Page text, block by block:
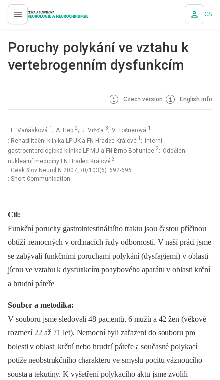
proLékaře.cz CS
Poruchy polykání ve vztahu k
vertebrogenním dysfunkcím
Czech version English info
: E. Vaňásková 1 ; A. Hep 2; J. Vižďa 3; V. Tošnerová 1
: Rehabilitační klinika LF UK a FN Hradec Králové 1 ; Interní
gastroenterologická klinika LF MU a FN Brno-Bohunice 2; Oddělení
nukleární medicíny FN Hradec Králové 3
: Cesk Slov Neurol N 2007; 70/103(6): 692-696
: Short Communication
Cíl:
Funkční poruchy gastrointestinálního traktu jsou častou příčinou
obtíží nemocných v ordinacích řady odborností. V naší práci jsme
se zabývali funkčními poruchami polykání (dysfagiemi) v oblasti
jícnu ve vztahu k dysfunkcím pohybového aparátu v oblasti krční
a hrudní páteře.
Soubor a metodika:
V souboru jsme sledovali 48 pacientů, 6 mužů a 42 žen (věkové
rozmezí 22 až 71 let). Nemocní byli zařazeni do souboru pro
bolesti v oblasti krční nebo hrudní páteře a současné polykací
potíže neobstrukčního charakteru ve smyslu pocitu váznoucího
sousta a tekutiny. K vyšetření polykacího aktu jsme zvolili